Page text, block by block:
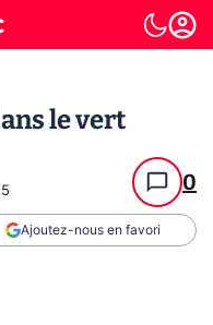
le vert
0
Ajoutez-nous en favori